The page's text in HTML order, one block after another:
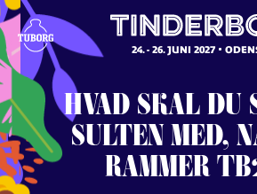
24. - 26. JUNI 2027
HVAD SKALDU
SULTENMED,
RAMMER